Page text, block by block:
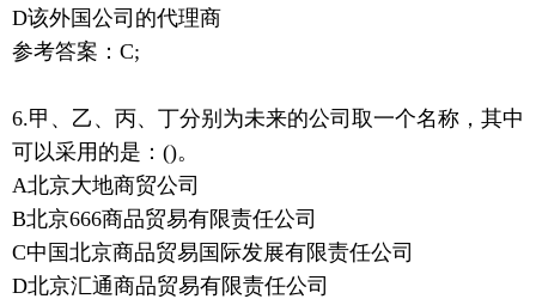
D该外国公司的代理商
参考答案：C;
6.甲、乙、丙、丁分别为未来的公司取一个名称，其中
可以采用的是：()。
A北京大地商贸公司
B北京666商品贸易有限责任公司
C中国北京商品贸易国际发展有限责任公司
D北京汇通商品贸易有限责任公司